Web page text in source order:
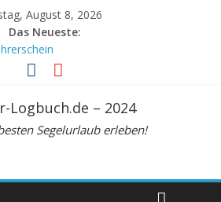
August 8, 2026
Das Neueste:
Zur Seemeilenbestätigung
Umrechnung Windstärke Knoten km/h
Logbuch.de – 2024
Segelurlaub erleben!